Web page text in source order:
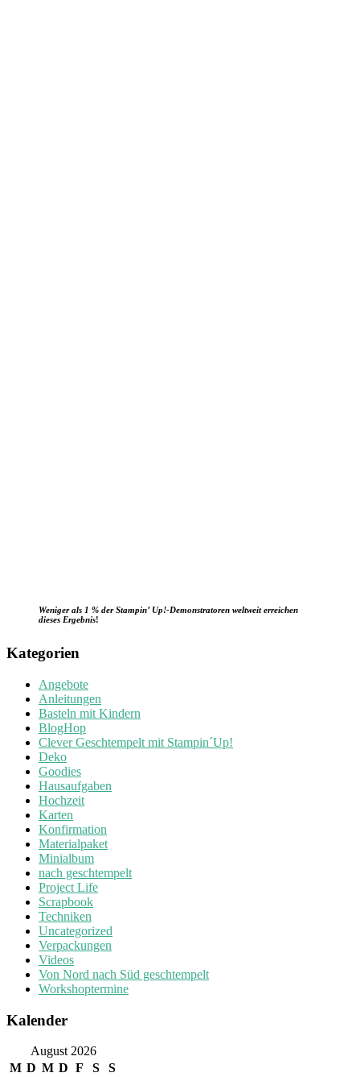
Weniger als 1 % der Stampin’ Up!-Demonstratoren weltweit erreichen
dieses Ergebnis!
Kategorien
Angebote
Anleitungen
Basteln mit Kindern
BlogHop
Clever Geschtempelt mit Stampin´Up!
Deko
Goodies
Hausaufgaben
Hochzeit
Karten
Konfirmation
Materialpaket
Minialbum
nach geschtempelt
Project Life
Scrapbook
Techniken
Uncategorized
Verpackungen
Videos
Von Nord nach Süd geschtempelt
Workshoptermine
Kalender
August 2026
M D M D F S
S